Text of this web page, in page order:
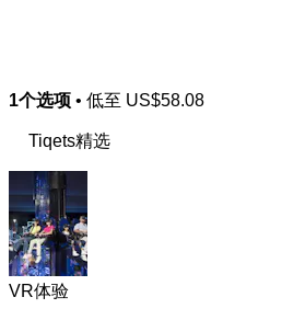
1个选项 • 低至 US$58.08
Tiqets精选
VR体验